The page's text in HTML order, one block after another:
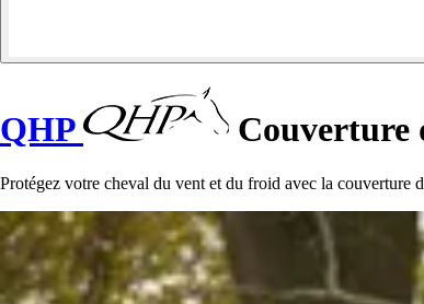
QHP Couverture
Protégez votre cheval du vent et du froid avec la couverture